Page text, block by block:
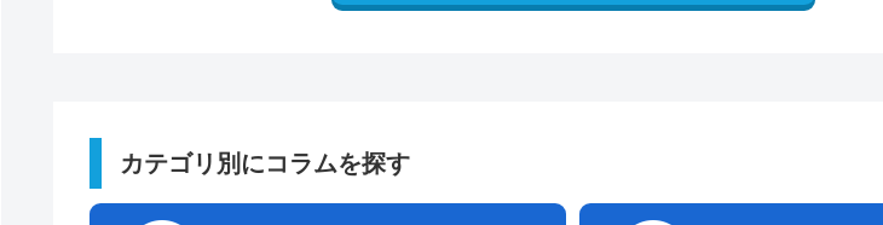
カテゴリ別にコラムを探す